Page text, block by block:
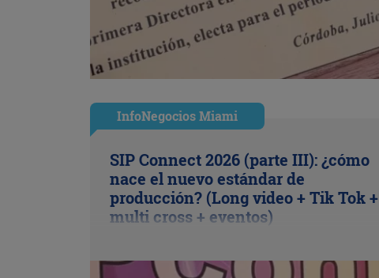
InfoNegocios Miami
SIP Connect 2026 (parte III): ¿cómo
nace el nuevo estándar de
producción? (Long video + Tik Tok +
multi cross + eventos)